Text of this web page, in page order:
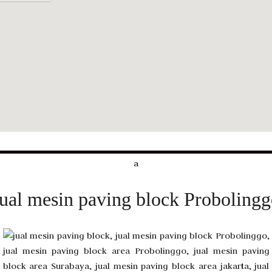
a
mesin paving block